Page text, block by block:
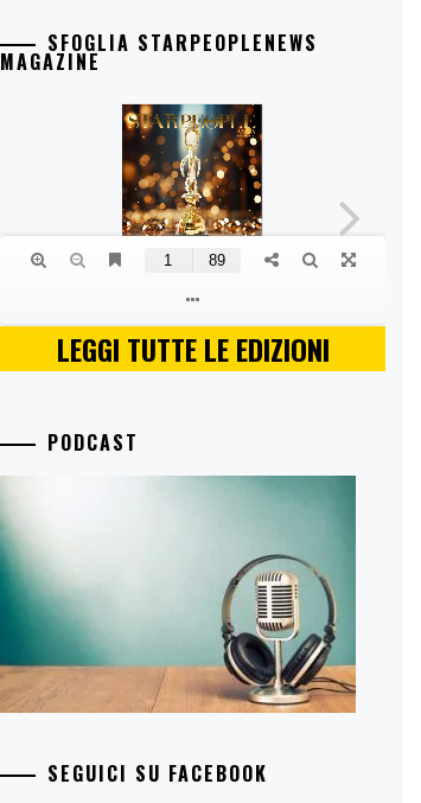
SFOGLIA STARPEOPLENEWS
MAGAZINE
LEGGI TUTTE LE EDIZIONI
PODCAST
SEGUICI SU FACEBOOK